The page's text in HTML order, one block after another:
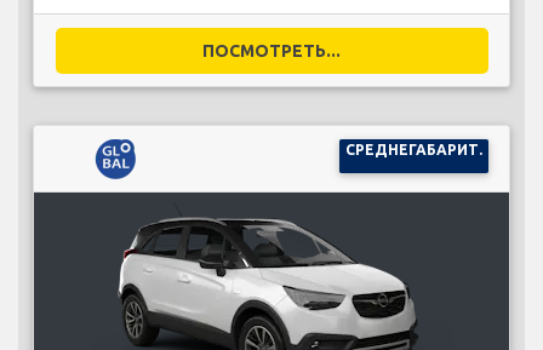
ПОСМОТРЕТЬ...
СРЕДНЕГАБАРИТ.